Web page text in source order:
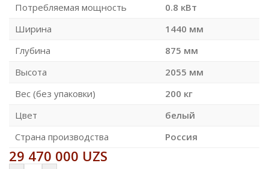
Потребляемая мощность
0.8 кВт
Ширина
1440 мм
Глубина
875 мм
Высота
2055 мм
Вес (без упаковки)
200 кг
Цвет
белый
Страна производства
Россия
29 470 000 UZS